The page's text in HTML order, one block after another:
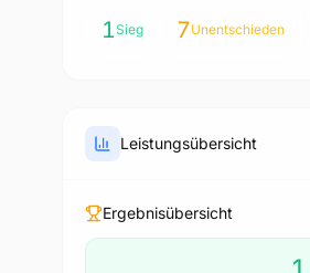
1Sieg 7Unentschieden
Leistungsübersicht
Ergebnisübersicht